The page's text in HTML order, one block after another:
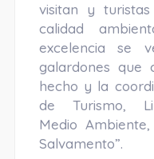
visitan y
calidad
excelencia se
galardones que
hecho y la
de Turismo,
Medio
Salvamento”.